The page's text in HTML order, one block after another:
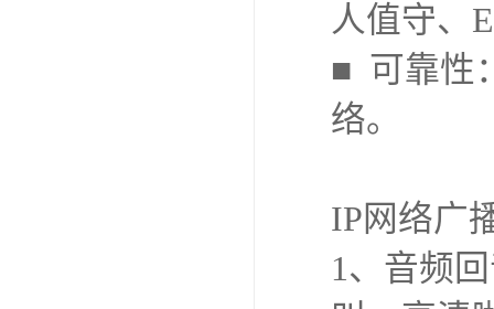
人值守、
■ 可靠性
络。
IP网络广
1、音频